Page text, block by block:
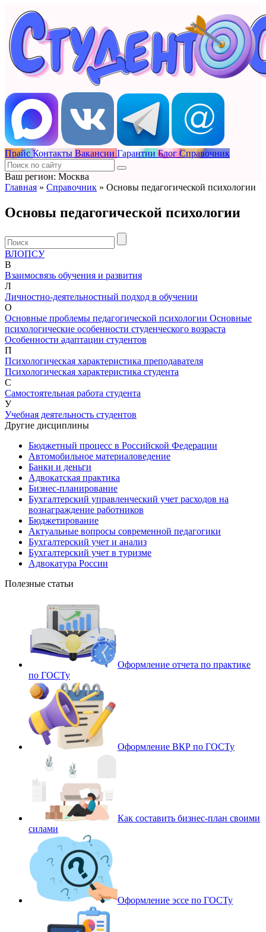
Прайс Контакты Вакансии Гарантии Блог Справочник
Ваш регион: Москва
Главная » Справочник » Основы педагогической психологии
Основы педагогической психологии
ВЛОПСУ
В
Взаимосвязь обучения и развития
Л
Личностно-деятельностный подход в обучении
О
Основные проблемы педагогической психологии Основные
психологические особенности студенческого возраста
Особенности адаптации студентов
П
Психологическая характеристика преподавателя
Психологическая характеристика студента
С
Самостоятельная работа студента
У
Учебная деятельность студентов
Другие дисциплины
Бюджетный процесс в Российской Федерации
Автомобильное материаловедение
Банки и деньги
Адвокатская практика
Бизнес-планирование
Бухгалтерский управленческий учет расходов на
вознаграждение работников
Бюджетирование
Актуальные вопросы современной педагогики
Бухгалтерский учет и анализ
Бухгалтерский учет в туризме
Адвокатура России
Полезные статьи
Оформление отчета по практике
по ГОСТу
Оформление ВКР по ГОСТу
Как составить бизнес-план своими
силами
Оформление эссе по ГОСТу